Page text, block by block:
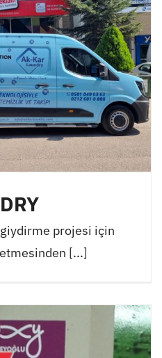
projesi için
[...]